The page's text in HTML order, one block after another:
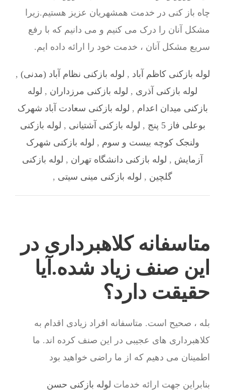
چاه باز کنی در خدمت همشهریان عزیز هستیم.زیرا
مشکل آنان را درک می کنیم و می دانیم که با رفع
سریع مشکل آنان ، خدمت خود را ارائه داده ایم.
لوله بازکنی کاظم آباد , لوله بازکنی نظام آباد (مدنی) ,
لوله بازکنی آذری , لوله بازکنی مرزداران , لوله
بازکنی میدان اعدام , لوله بازکنی سعادت آباد شهرک
بوعلی فاز 5 پنج
, لوله بازکنی آشتیانی , لوله بازکنی
ولنجک کوچه بیست و سوم , لوله بازکنی شهرک
آزمایش , لوله بازکنی دانشگاه تهران , لوله بازکنی
گلچین , لوله بازکنی مینی سیتی ,
متاسفانه کلاهبرداری در
این صنف زیاد شده.آیا
حقیقت دارد؟
بله ، صحیح است. متاسفانه افراد زیادی اقدام به
کلاهبرداری های عجیبی در این صنف کرده اند. ما
اطمینان می دهیم که از ما راضی خواهید بود
بنابراین جهت ارائه خدمات لوله بازکنی حسن